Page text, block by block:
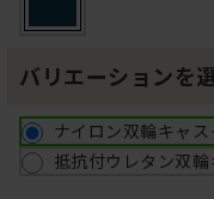
バリエーションを
ナイロン双輪キャス
抵抗付ウレタン双